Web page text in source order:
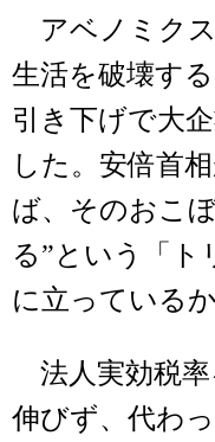
アベノミクス
生活を破壊す
引き下げで大
した。安倍首
ば、そのおこ
る”という「ト
に立っている
法人実効税率
伸びず、代わ